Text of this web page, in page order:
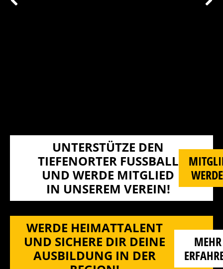
UNTERSTÜTZE DEN
TIEFENORTER FUSSBALL U
ND WERDE MITGLIED I
N UNSEREM VEREIN!
WERDE HEIMATTALENT
UND SICHERE DIR DEINE
AUSBILDUNG IN DER
MEHR